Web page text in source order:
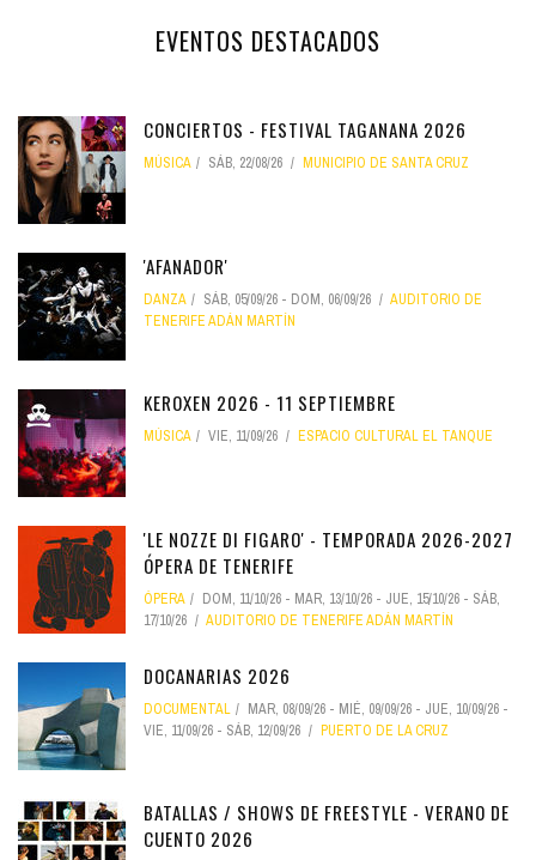
EVENTOS DESTACADOS
CONCIERTOS - FESTIVAL TAGANANA 2026
MÚSICA SÁB, 22/08/26 MUNICIPIO DE SANTA CRUZ
'AFANADOR'
DANZA SÁB, 05/09/26 - DOM, 06/09/26
AUDITORIO DE
TENERIFE ADÁN MARTÍN
KEROXEN 2026 - 11 SEPTIEMBRE
MÚSICA VIE, 11/09/26 ESPACIO CULTURAL EL TANQUE
'LE NOZZE DI FIGARO' - TEMPORADA 2026-2027
ÓPERA DE TENERIFE
ÓPERA DOM, 11/10/26 - MAR, 13/10/26 - JUE, 15/10/26 - SÁB,
17/10/26
AUDITORIO DE TENERIFE ADÁN MARTÍN
DOCANARIAS 2026
DOCUMENTAL MAR, 08/09/26 - MIÉ, 09/09/26 - JUE, 10/09/26 -
VIE, 11/09/26 - SÁB, 12/09/26 PUERTO DE LA CRUZ
BATALLAS / SHOWS DE FREESTYLE - VERANO DE
CUENTO 2026